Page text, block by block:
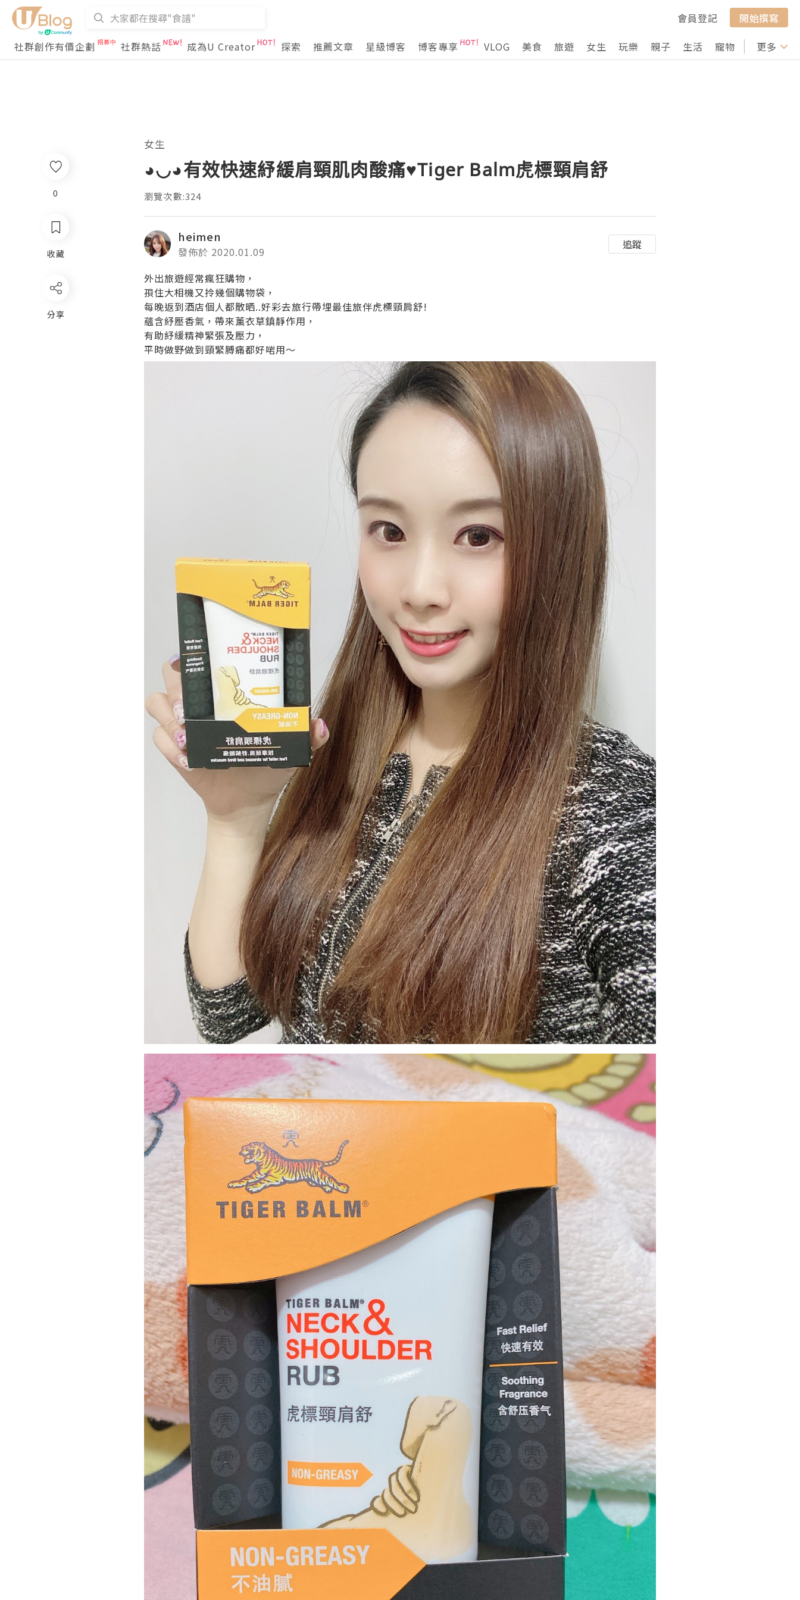
會員登記
開始撰寫
社群創作有價企劃
社群熱話 成為U Creator 探索 推薦文章 星級博客 博客專享 VLOG 美食 旅遊 女生 玩樂 親子 生活 寵物 行山 打卡
更多
0
收藏
分享
女生
◕◡◕有效快速紓緩肩頸肌肉酸痛♥Tiger Balm虎標頸肩舒
瀏覽次數:324
heimen
發佈於 2020.01.09
追蹤
外出旅遊經常瘋狂購物，
孭住大相機又拎幾個購物袋，
每晚返到酒店個人都散晒..好彩去旅行帶埋最佳旅伴虎標頸肩舒!
蘊含紓壓香氣，帶來薰衣草鎮靜作用，
有助紓緩精神緊張及壓力，
平時做野做到頸緊膊痛都好啱用～